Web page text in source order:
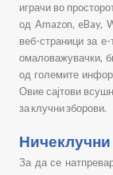
играчи во
од Amazon, eBay,
веб-страници за
омаловажувачки,
од големите
Овие сајтови
за клучни зборови.
За да се